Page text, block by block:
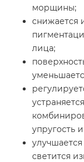
морщины;
снижается
лица;
упругость
светится